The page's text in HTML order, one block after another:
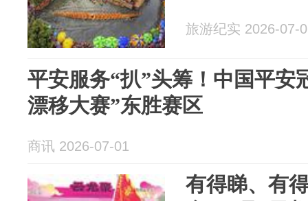
旅游纪实 2026-07-
平安服务“扒”头筹！中国平安
漂移大赛”东胜赛区
商讯 2026-07-01
有得睇、有